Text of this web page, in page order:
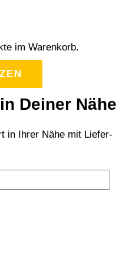
im Warenkorb.
Deiner Nähe
in Ihrer Nähe mit Liefer-